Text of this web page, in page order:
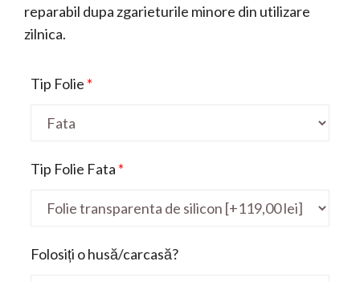
reparabil dupa zgarieturile minore din utilizare
zilnica.
Tip Folie *
Tip Folie Fata *
Folosiți o husă/carcasă?